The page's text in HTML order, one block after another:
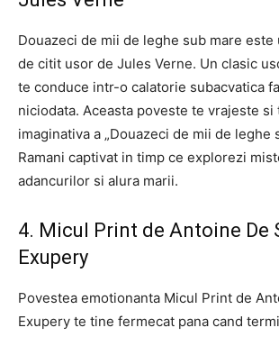
Douazeci de mii de leghe sub mare este
de citit usor de Jules Verne. Un clasic
te conduce intr-o calatorie subacvatica
niciodata. Aceasta poveste te vrajeste si
imaginativa a „Douazeci de mii de leghe
Ramani captivat in timp ce explorezi
adancurilor si alura marii.
4. Micul Print de Antoine De
Exupery
Povestea emotionanta Micul Print de
Exupery te tine fermecat pana cand